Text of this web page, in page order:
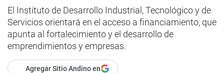
El Instituto de Desarrollo Industrial, Tecnológico y de
Servicios orientará en el acceso a financiamiento, que
apunta al fortalecimiento y el desarrollo de
emprendimientos y empresas.
Agregar Sitio Andino en